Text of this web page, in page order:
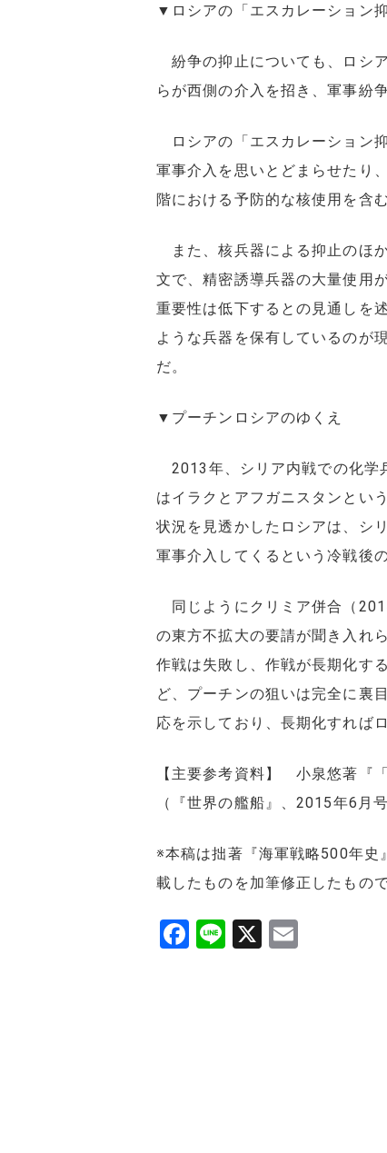
▼ロシアの「エスカレーション抑
紛争の抑止についても、ロシ
らが西側の介入を招き、軍事紛
ロシアの「エスカレーション
軍事介入を思いとどまらせたり
階における予防的な核使用を含
また、核兵器による抑止のほ
文で、精密誘導兵器の大量使用
重要性は低下するとの見通しを
ような兵器を保有しているのが
だ。
▼プーチンロシアのゆくえ
2013年、シリア内戦での化学
はイラクとアフガニスタンとい
状況を見透かしたロシアは、シ
軍事介入してくるという冷戦後
同じようにクリミア併合（
の東方不拡大の要請が聞き入れ
作戦は失敗し、作戦が長期化す
ど、プーチンの狙いは完全に裏
応を示しており、長期化すれば
【主要参考資料】 小泉悠著『
（『世界の艦船』、2015年6月
※本稿は拙著『海軍戦略500年
載したものを加筆修正したもので
F
Li X